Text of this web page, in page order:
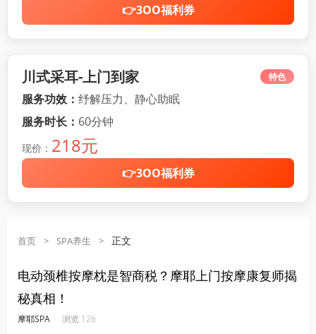
👉3OO福利券
川式采耳-上门到家 特色
服务功效： 纾解压力、静心助眠
服务时长： 60分钟
现价： 218元
👉3OO福利券
首页 > SPA养生 > 正文
电动颈椎按摩枕是智商税？摩耶上门按摩康复师揭
秘真相！
摩耶SPA 浏览 126